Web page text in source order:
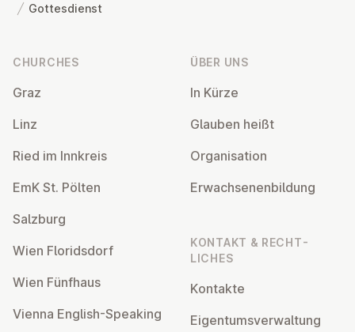
Gottesdienst
CHURCHES
Graz
Linz
Ried im Innkreis
EmK St. Pölten
Salzburg
Wien Flor­idsdorf
Wien Fünfhaus
Vienna English-Speaking
ÜBER UNS
In Kürze
Glauben heißt
Or­gan­isa­tion
Er­wach­sen­en­bildung
KONTAKT & RECHT­
LICHES
Kontakte
Ei­gentums­ver­wal­tung